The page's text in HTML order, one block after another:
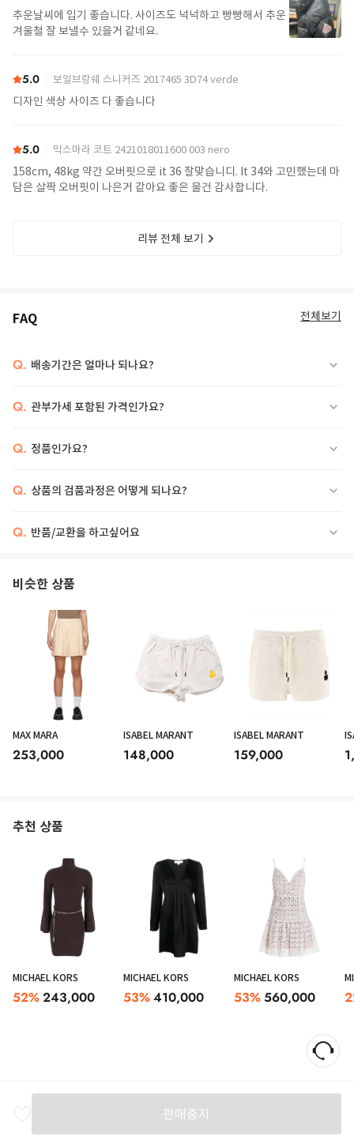
추운날씨에 입기 좋습니다. 사이즈도 넉넉하고 빵빵해서 추운
겨울철 잘 보낼수 있을거 같네요.
5.0 보일브랑쉐 스니커즈 2017465 3D74 verde
디자인 색상 사이즈 다 좋습니다
5.0 막스마라 코트 2421018011600 003 nero
158cm, 48kg 약간 오버핏으로 it 36 잘맞습니디. It 34와 고민했는데 마
담은 살짝 오버핏이 나은거 같아요 좋은 물건 감사합니다.
리뷰 전체 보기
FAQ 전체보기
Q. 배송기간은 얼마나 되나요?
Q. 관부가세 포함된 가격인가요?
Q. 정품인가요?
Q. 상품의 검품과정은 어떻게 되나요?
Q. 반품/교환을 하고싶어요
비슷한 상품
MAX MARA
253,000
ISABEL MARANT
148,000
ISABEL MARANT
159,000
추천 상품
MICHAEL KORS
52%243,000
MICHAEL KORS
53%410,000
MICHAEL KORS
53%560,000
판매중지